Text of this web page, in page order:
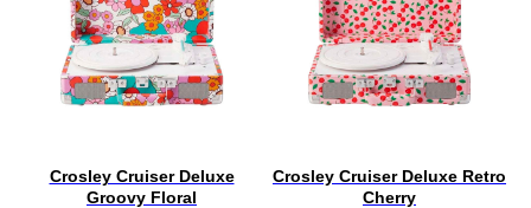
Crosley Cruiser Deluxe
Groovy Floral
Crosley Cruiser Deluxe Retro
Cherry